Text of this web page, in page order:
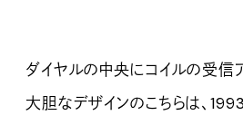
ダイヤルの中央にコイルの受信
大胆なデザインのこちらは、